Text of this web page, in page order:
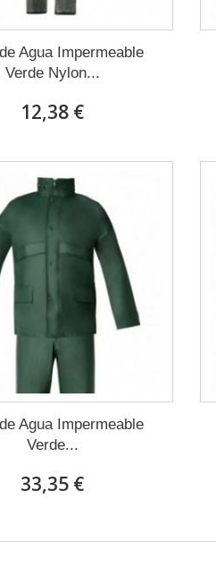
Agua Impermeable
Verde Nylon...
12,38 €
Agua Impermeable
Verde...
33,35 €